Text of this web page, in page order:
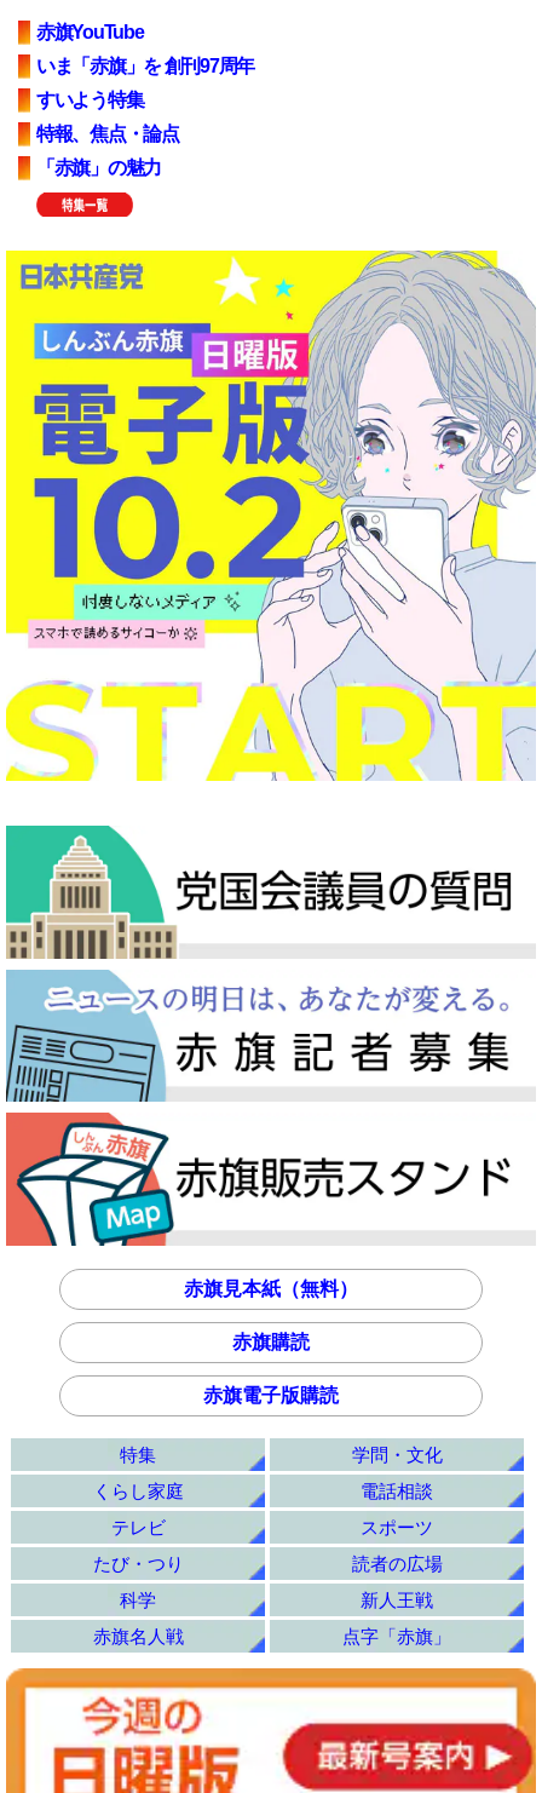
赤旗YouTube
いま「赤旗」を 創刊97周年
すいよう特集
特報、焦点・論点
「赤旗」の魅力
赤旗見本紙（無料）
赤旗購読
赤旗電子版購読
特集
学問・文化
くらし家庭
電話相談
テレビ
スポーツ
たび・つり
読者の広場
科学
新人王戦
赤旗名人戦
点字「赤旗」